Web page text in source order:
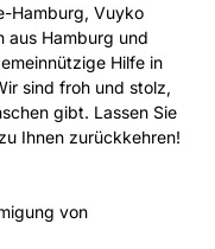
Hamburg, Vuyko
aus Hamburg und
Hilfe in
sind froh und stolz,
gibt. Lassen Sie
Ihnen zurückkehren!
von